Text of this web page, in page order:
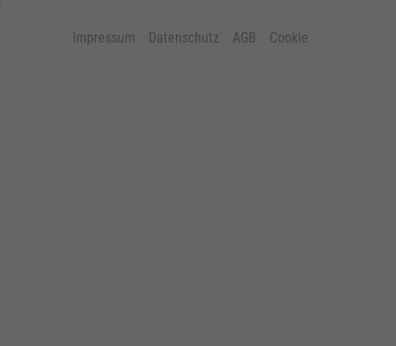
Impressum Datenschutz AGB Cookie